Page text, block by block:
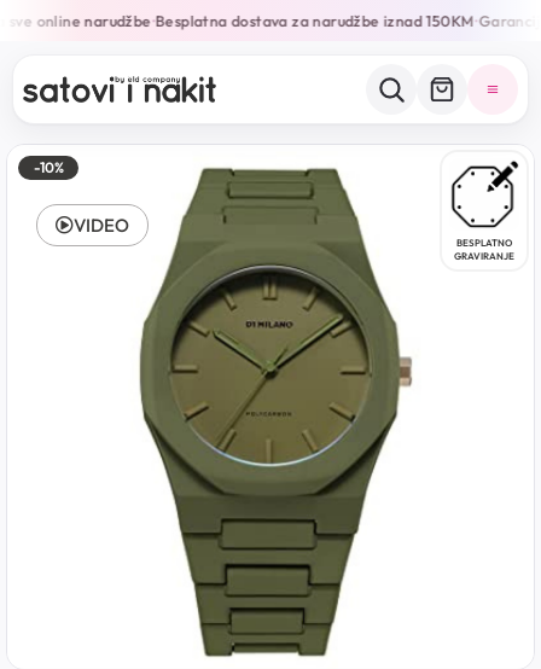
online narudžbe•Besplatna dostava za narudžbe iznad 150KM•
-10%
BESPLATNO
GRAVIRANJE
VIDEO